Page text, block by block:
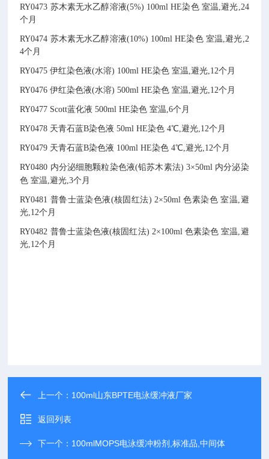
RY0473 苏木素无水乙醇溶液(5%) 100ml HE染色 室温,避光,24
个月
RY0474 苏木素无水乙醇溶液(10%) 100ml HE染色 室温,避光,2
4个月
RY0475 伊红染色液(水溶) 100ml HE染色 室温,避光,12个月
RY0476 伊红染色液(水溶) 500ml HE染色 室温,避光,12个月
RY0477 Scott蓝化液 500ml HE染色 室温,6个月
RY0478 天青石蓝B染色液 50ml HE染色 4℃,避光,12个月
RY0479 天青石蓝B染色液 100ml HE染色 4℃,避光,12个月
RY0480 内分泌细胞颗粒染色液(铅苏木素法) 3×50ml 内分泌染
色 室温,避光,3个月
RY0481 普鲁士蓝染色液(核固红法) 2×50ml 色素染色 室温,避
光,12个月
RY0482 普鲁士蓝染色液(核固红法) 2×100ml 色素染色 室温,避
光,12个月
上一个： 100ml山东BPTE电泳缓冲液厂家
返回列表
下一个： 100mlMOPS电泳缓冲粉剂,标准品,中间体